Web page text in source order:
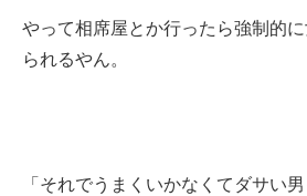
やって相席屋とか行ったら強制的
られるやん。
「それでうまくいかなくてダサい